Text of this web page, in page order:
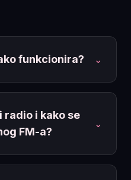
funkcionira? ⌄
radio i kako se
FM-a?
⌄